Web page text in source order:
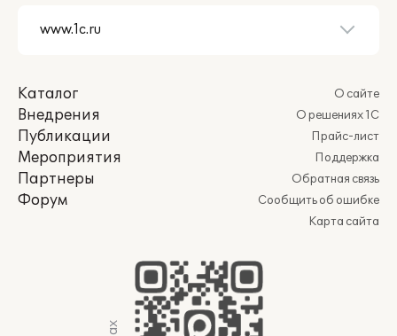
Каталог
Внедрения
Публикации
Мероприятия
Партнеры
Форум
О сайте
О решениях 1С
Прайс-лист
Поддержка
Обратная связь
Сообщить об ошибке
Карта сайта